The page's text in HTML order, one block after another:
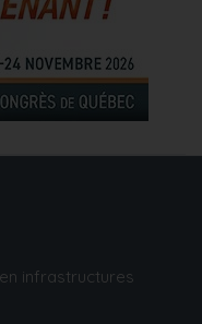
infrastructures